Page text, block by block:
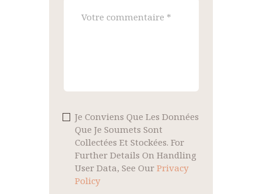
Je Conviens Que Les Données
Que Je Soumets Sont
Collectées Et Stockées. For
Further Details On Handling
User Data, See Our Privacy
Policy